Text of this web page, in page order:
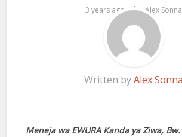
3 years ago by Alex Sonna
Written byAlex Sonna
Meneja wa EWURA Kanda ya Ziwa,